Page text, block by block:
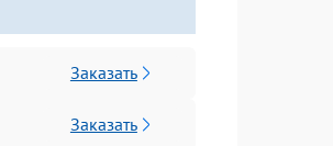
Заказать
Заказать